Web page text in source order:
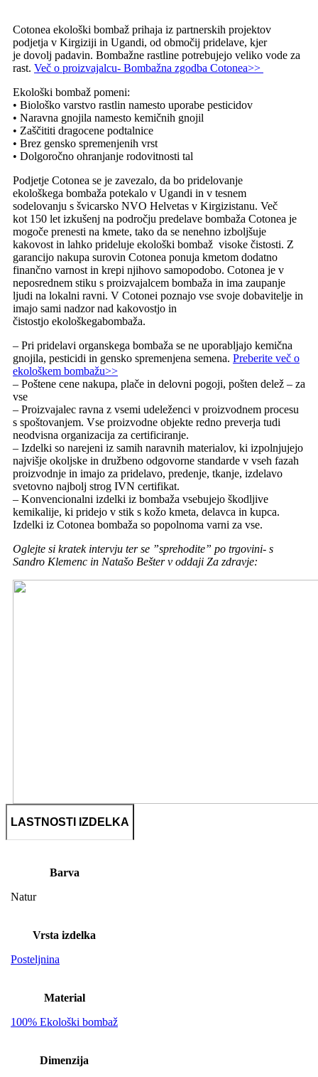
Cotonea ekološki bombaž prihaja iz partnerskih projektov
podjetja v Kirgiziji in Ugandi, od območij pridelave, kjer
je dovolj padavin. Bombažne rastline potrebujejo veliko vode za
rast. Več o proizvajalcu- Bombažna zgodba Cotonea>>
Ekološki bombaž pomeni:
• Biološko varstvo rastlin namesto uporabe pesticidov
• Naravna gnojila namesto kemičnih gnojil
• Zaščititi dragocene podtalnice
• Brez gensko spremenjenih vrst
• Dolgoročno ohranjanje rodovitnosti tal
Podjetje Cotonea se je zavezalo, da bo pridelovanje
ekološkega bombaža potekalo v Ugandi in v tesnem
sodelovanju s švicarsko NVO Helvetas v Kirgizistanu. Več
kot 150 let izkušenj na področju predelave bombaža Cotonea je
mogoče prenesti na kmete, tako da se nenehno izboljšuje
kakovost in lahko prideluje ekološki bombaž visoke čistosti. Z
garancijo nakupa surovin Cotonea ponuja kmetom dodatno
finančno varnost in krepi njihovo samopodobo. Cotonea je v
neposrednem stiku s proizvajalcem bombaža in ima zaupanje
ljudi na lokalni ravni. V Cotonei poznajo vse svoje dobavitelje in
imajo sami nadzor nad kakovostjo in
čistostjo ekološkegabombaža.
– Pri pridelavi organskega bombaža se ne uporabljajo kemična
gnojila, pesticidi in gensko spremenjena semena. Preberite več o
ekološkem bombažu>>
– Poštene cene nakupa, plače in delovni pogoji, pošten delež – za
vse
– Proizvajalec ravna z vsemi udeleženci v proizvodnem procesu
s spoštovanjem. Vse proizvodne objekte redno preverja tudi
neodvisna organizacija za certificiranje.
– Izdelki so narejeni iz samih naravnih materialov, ki izpolnjujejo
najvišje okoljske in družbeno odgovorne standarde v vseh fazah
proizvodnje in imajo za pridelavo, predenje, tkanje, izdelavo
svetovno najbolj strog IVN certifikat.
– Konvencionalni izdelki iz bombaža vsebujejo škodljive
kemikalije, ki pridejo v stik s kožo kmeta, delavca in kupca.
Izdelki iz Cotonea bombaža so popolnoma varni za vse.
Oglejte si kratek intervju ter se ”sprehodite” po trgovini- s
Sandro Klemenc in Natašo Bešter v oddaji Za zdravje:
LASTNOSTI IZDELKA
Barva
Natur
Vrsta izdelka
Posteljnina
Material
100% Ekološki bombaž
Dimenzija